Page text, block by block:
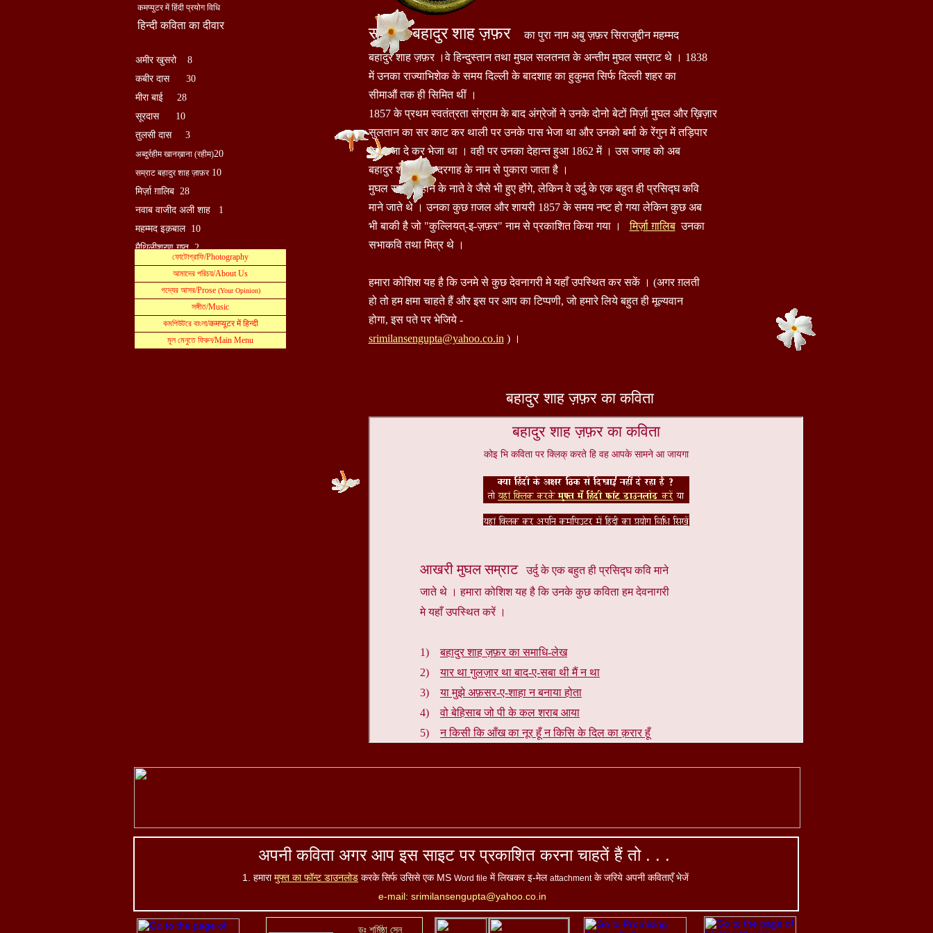
बहादुर शाह ज़फ़र का कविता
सम्राट बहादुर शाह ज़फ़र
का पुरा नाम अबु ज़फ़र सिराजुद्दीन महम्मद
बहादुर शाह ज़फ़र ।वे हिन्दुस्तान तथा मुघल सलतनत के अन्तीम मुघल सम्राट थे । 1838
में उनका राज्याभिशेक के समय दिल्ली के बादशाह का हुकुमत सिर्फ दिल्ली शहर का
सीमाऔं तक ही सिमित थीं ।
1857 के प्रथम स्वतंत्रता संग्राम के बाद अंग्रेजों ने उनके दोनो बेटों मिर्ज़ा मुघल और ख़िज़ार
सुलतान का सर काट कर थाली पर उनके पास भेजा था और उनको बर्मा के रेंगुन में तड़िपार
का सजा दे कर भेजा था । वही पर उनका देहान्त हुआ 1862 में । उस जगह को अब
बहादुर शाह ज़फ़र दरगाह के नाम से पुकारा जाता है ।
मुघल सम्राट होने के नाते वे जैसे भी हुए होंगे, लेकिन वे उर्दु के एक बहुत ही प्रसिद्घ कवि
माने जाते थे । उनका कुछ ग़जल और शायरी 1857 के समय नष्ट हो गया लेकिन कुछ अब
भी बाकी है जो "कुल्लियत्-इ-ज़फ़र" नाम से प्रकाशित किया गया ।मिर्ज़ा ग़ालिबउनका
सभाकवि तथा मित्र थे ।
हमारा कोशिश यह है कि उनमे से कुछ देवनागरी मे यहाँ उपस्थित कर सकें । (अगर ग़लती
हो तो हम क्षमा चाहते हैं और इस पर आप का टिप्पणी, जो हमारे लिये बहुत ही मूल्यवान
होगा, इस पते पर भेजिये -
srimilansengupta@yahoo.co.in ) ।